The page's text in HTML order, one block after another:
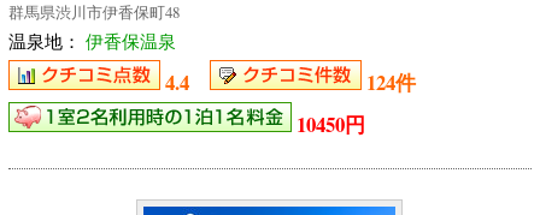
群馬県渋川市伊香保町48
温泉地： 伊香保温泉
4.4
124件
10450円